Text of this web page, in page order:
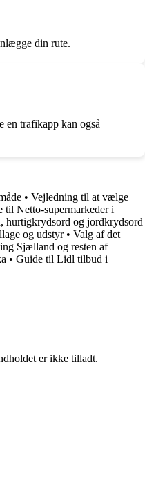
din rute.
en trafikapp kan også
• Vejledning til at vælge
til Netto-supermarkeder i
hurtigkrydsord og jordkrydsord
og udstyr• Valg af det
Sjælland og resten af
• Guide til Lidl tilbud i
er ikke tilladt.